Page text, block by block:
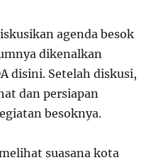
agenda besok
dikenalkan
disini. Setelah diskusi,
dan persiapan
besoknya.
suasana kota